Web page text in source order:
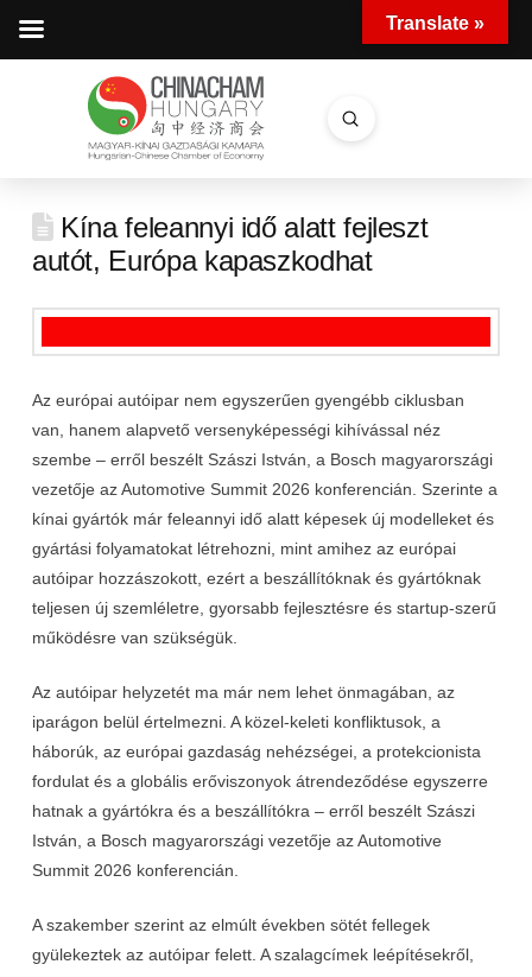
Search
Submit
Kína feleannyi idő alatt fejleszt
autót, Európa kapaszkodhat
Az európai autóipar nem egyszerűen gyengébb ciklusban
van, hanem alapvető versenyképességi kihívással néz
szembe – erről beszélt Szászi István, a Bosch magyarországi
vezetője az Automotive Summit 2026 konferencián. Szerinte a
kínai gyártók már feleannyi idő alatt képesek új modelleket és
gyártási folyamatokat létrehozni, mint amihez az európai
autóipar hozzászokott, ezért a beszállítóknak és gyártóknak
teljesen új szemléletre, gyorsabb fejlesztésre és startup-szerű
működésre van szükségük.
Az autóipar helyzetét ma már nem lehet önmagában, az
iparágon belül értelmezni. A közel-keleti konfliktusok, a
háborúk, az európai gazdaság nehézségei, a protekcionista
fordulat és a globális erőviszonyok átrendeződése egyszerre
hatnak a gyártókra és a beszállítókra – erről beszélt Szászi
István, a Bosch magyarországi vezetője az Automotive
Summit 2026 konferencián.
A szakember szerint az elmúlt években sötét fellegek
gyülekeztek az autóipar felett. A szalagcímek leépítésekről,
Translate »